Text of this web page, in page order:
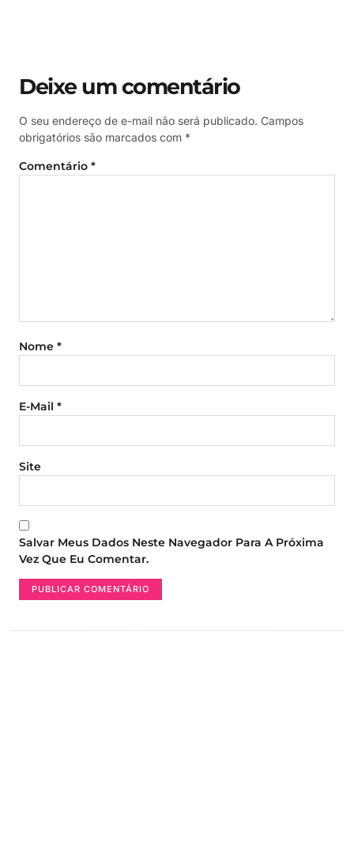
Deixe um comentário
O seu endereço de e-mail não será publicado. Campos
obrigatórios são marcados com *
Comentário *
Nome *
E-Mail *
Site
Salvar Meus Dados Neste Navegador Para A Próxima
Vez Que Eu Comentar.